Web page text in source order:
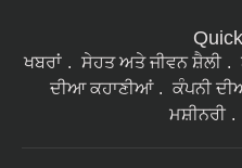
ਖਬਰਾਂ ਸੇਹਤ ਅਤੇ ਜੀਵਨ ਸ਼ੈਲੀ
ਦੀਆ ਕਹਾਣੀਆਂ
ਕੰਪਨੀ
ਮਸ਼ੀਨਰੀ